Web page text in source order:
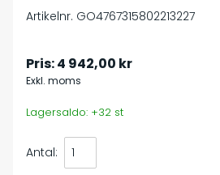
Artikelnr. GO4767315802213227
Pris:4 942,00 kr
Exkl. moms
Lagersaldo: +32 st
Antal: